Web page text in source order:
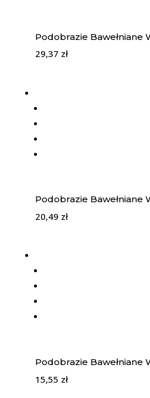
Podobrazie Bawełniane
29,37 zł
Podobrazie Bawełniane
20,49 zł
Podobrazie Bawełniane
15,55 zł